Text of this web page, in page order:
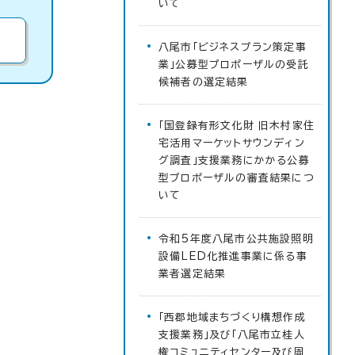
いて
八尾市「ビジネスプラン策定事
業」公募型プロポーザルの受託
候補者の選定結果
「国登録有形文化財 旧木村家住
宅活用マーケットサウンディン
グ調査」支援業務にかかる公募
型プロポーザルの審査結果につ
いて
令和5年度八尾市公共施設照明
設備LED化推進事業に係る事
業者選定結果
「西郡地域まちづくり構想作成
支援業務」及び「八尾市立桂人
権コミュニティセンター及び周